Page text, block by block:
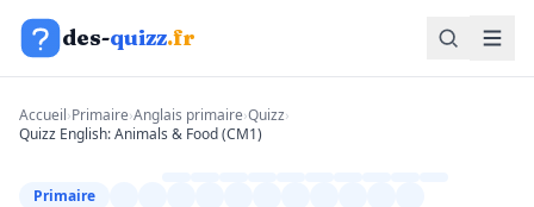
Aller au contenu
des-quizz.fr
Accueil›Primaire›Anglais primaire›Quizz›
Quizz English: Animals & Food (CM1)
Primaire